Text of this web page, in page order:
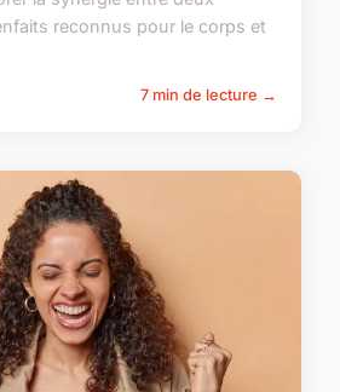
reconnus pour le corps et
7 min de lecture →